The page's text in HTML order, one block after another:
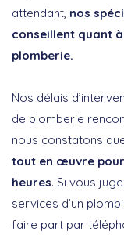
attendant, nos
conseillent quant
plomberie.
Nos délais
de plomberie
nous constatons
tout en œuvre
heures. Si vous
services d’un
faire part par